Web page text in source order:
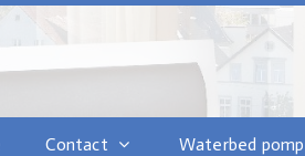
Contact Waterbed pomp